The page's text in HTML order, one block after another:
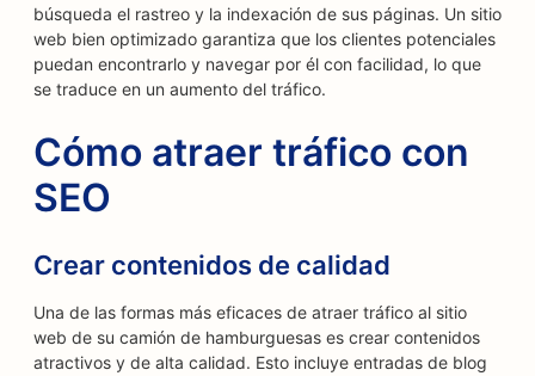
búsqueda el rastreo y la indexación de sus páginas. Un sitio
web bien optimizado garantiza que los clientes potenciales
puedan encontrarlo y navegar por él con facilidad, lo que
se traduce en un aumento del tráfico.
Cómo atraer tráfico con
SEO
Crear contenidos de calidad
Una de las formas más eficaces de atraer tráfico al sitio
web de su camión de hamburguesas es crear contenidos
atractivos y de alta calidad. Esto incluye entradas de blog